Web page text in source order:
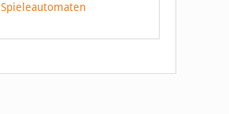
Spieleautomaten